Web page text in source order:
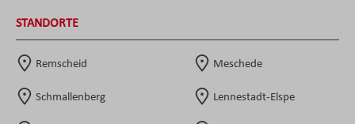
STANDORTE
Remscheid Meschede
Schmallenberg Lennestadt-Elspe